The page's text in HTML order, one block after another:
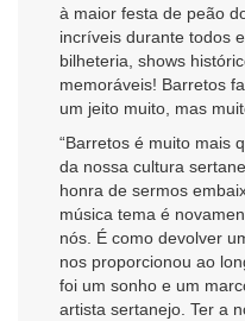
à maior festa de peão
incríveis durante todos
bilheteria, shows
memoráveis! Barretos
um jeito muito, mas
“Barretos é muito mais
da nossa cultura
honra de sermos
música tema é
nós. É como devolver
nos proporcionou ao
foi um sonho e um
artista sertanejo. Ter a